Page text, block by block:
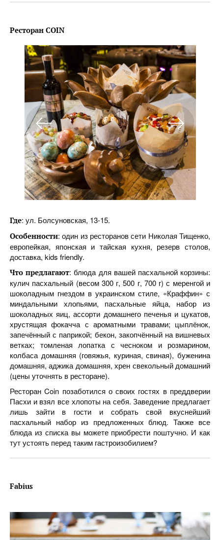
Ресторан COIN
Где: ул. Болсуновская, 13-15.
Особенности: один из ресторанов сети Николая Тищенко,
европейкая, японская и тайская кухня, резерв столов,
доставка, kids friendly.
Что предлагают: блюда для вашей пасхальной корзины:
кулич пасхальный (весом 300 г, 500 г, 700 г) с меренгой и
шоколадным гнездом в украинском стиле, «Краффин» с
миндальными хлопьями, пасхальные яйца, набор из
шоколадных яиц, ассорти домашнего печенья и цукатов,
хрустящая фокачча с ароматными травами; цыплёнок,
запечённый с паприкой; бекон, закопчённый на вишневых
ветках; томленая лопатка с чесноком и розмарином,
колбаса домашняя (говяжья, куриная, свиная), буженина
домашняя, аджика домашняя, хрен свекольный домашний
(цены уточнять в ресторане).
Ресторан Coin позаботился о своих гостях в преддверии
Пасхи и взял все хлопоты на себя. Заведение предлагает
лишь зайти в гости и собрать свой вкуснейший
пасхальный набор из предложенных блюд. Также все
блюда из списка вы можете приобрести поштучно. И как
тут устоять перед таким гастроизобилием?
Fabius